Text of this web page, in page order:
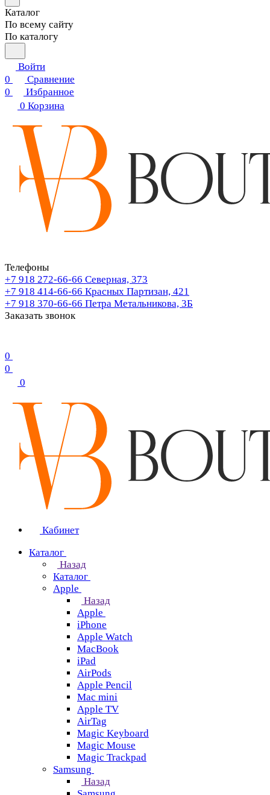
Каталог
По всему сайту
По каталогу
Войти
0
Сравнение
0
Избранное
0 Корзина
Телефоны
+7 918 272-66-66 Северная, 373
+7 918 414-66-66 Красных Партизан, 421
+7 918 370-66-66 Петра Метальникова, 3Б
Заказать звонок
0
0
0
Кабинет
Каталог
Назад
Каталог
Apple
Назад
Apple
iPhone
Apple Watch
MacBook
iPad
AirPods
Apple Pencil
Mac mini
Apple TV
AirTag
Magic Keyboard
Magic Mouse
Magic Trackpad
Samsung
Назад